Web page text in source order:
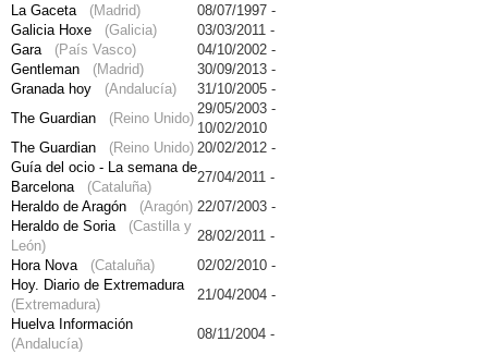
La Gaceta (Madrid)
08/07/1997 -
Galicia Hoxe (Galicia)
03/03/2011 -
Gara (País Vasco)
04/10/2002 -
Gentleman (Madrid)
30/09/2013 -
Granada hoy (Andalucía)
31/10/2005 -
The Guardian (Reino Unido)
29/05/2003 -
10/02/2010
The Guardian (Reino Unido) 20/02/2012 -
Guía del ocio - La semana de
Barcelona (Cataluña)
27/04/2011 -
Heraldo de Aragón (Aragón) 22/07/2003 -
Heraldo de Soria (Castilla y
León)
28/02/2011 -
Hora Nova (Cataluña)
02/02/2010 -
Hoy. Diario de Extremadura
(Extremadura)
21/04/2004 -
Huelva Información
(Andalucía)
08/11/2004 -